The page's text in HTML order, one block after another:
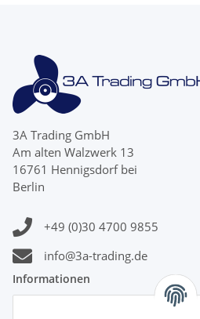
3A Trading GmbH
Am alten Walzwerk 13
16761 Hennigsdorf bei
Berlin
+49 (0)30 4700 9855
info@3a-trading.de
Informationen